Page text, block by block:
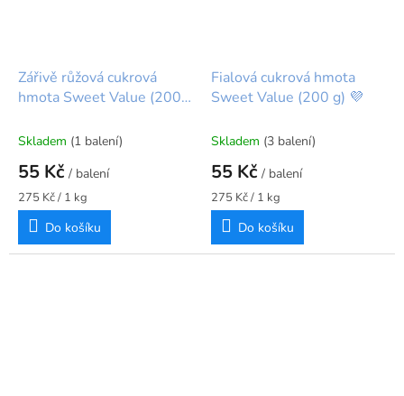
Zářivě růžová cukrová
hmota Sweet Value (200
Skladem (1 balení)
55 Kč / balení
Měrná
cena:
275 Kč / 1 kg
Do košíku
Fialová cukrová hmota
Sweet Value (200 g) 💜
Skladem (3 balení)
55 Kč / balení
Měrná
cena:
275 Kč / 1 kg
Do košíku